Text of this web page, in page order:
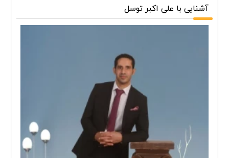
آشنایی با علی اکبر توسل